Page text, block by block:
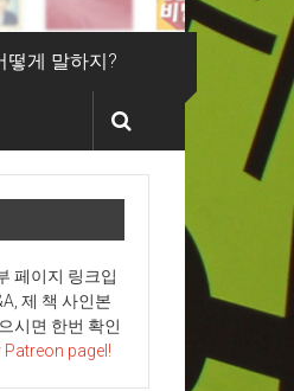
떻게 말하지?
페이지 링크입
제 책 사인본
시면 한번 확인
pagel!